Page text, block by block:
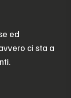
ed
ci sta a